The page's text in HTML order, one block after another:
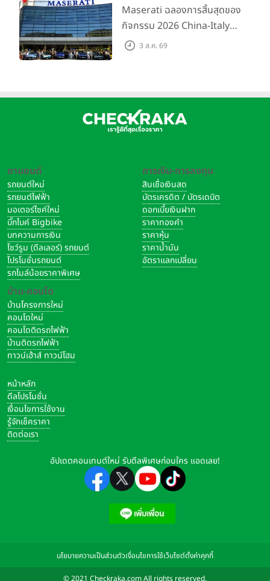
200 คัน พร้อมข้อเสนอสุดคุ้ม
Maserati ฉลองการสิ้นสุดของ
กิจกรรม 2026 China-Italy
Grand Tour ณ สำนักงาน
3 ส.ค. 69
ยานยนต์
รถยนต์ใหม่
รถยนต์ไฟฟ้า
มอเตอร์ไซค์ใหม่
บิ๊กไบค์ Bigbike
บทความการเงิน
โชว์รูม (ดีลเลอร์) รถยนต์
โปรโมชั่นรถยนต์
รถไมล์น้อยราคาพิเศษ
บ้าน-คอนโด
บ้านโครงการใหม่
คอนโดใหม่
คอนโดติดรถไฟฟ้า
บ้านติดรถไฟฟ้า
ทาวน์เฮ้าส์ ทาวน์โฮม
การเงิน-การลงทุน
สินเชื่อเงินสด
บัตรเครดิต / บัตรเดบิต
ดอกเบี้ยเงินฝาก
ราคาทองคำ
ราคาหุ้น
ราคาน้ำมัน
อัตราแลกเปลี่ยน
หน้าหลัก
ดีลโปรโมชั่น
เงื่อนไขการใช้งาน
รู้จักเช็คราคา
ติดต่อเรา
อัปเดตคอนเทนต์ใหม่ รับดีลพิเศษก่อนใคร แอดเลย!
นโยบายความเป็นส่วนตัวเงื่อนไขการใช้เว็บไซต์ตั้งค่าคุกกี้
© 2021 Checkraka.com All rights reserved.